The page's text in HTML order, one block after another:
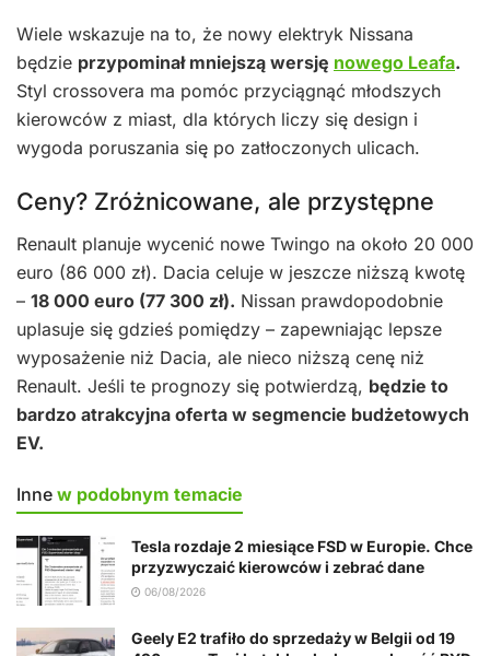
Wiele wskazuje na to, że nowy elektryk Nissana
będzie przypominał mniejszą wersję nowego Leafa.
Styl crossovera ma pomóc przyciągnąć młodszych
kierowców z miast, dla których liczy się design i
wygoda poruszania się po zatłoczonych ulicach.
Ceny? Zróżnicowane, ale przystępne
Renault planuje wycenić nowe Twingo na około 20 000
euro (86 000 zł). Dacia celuje w jeszcze niższą kwotę
– 18 000 euro (77 300 zł). Nissan prawdopodobnie
uplasuje się gdzieś pomiędzy – zapewniając lepsze
wyposażenie niż Dacia, ale nieco niższą cenę niż
Renault. Jeśli te prognozy się potwierdzą, będzie to
bardzo atrakcyjna oferta w segmencie budżetowych
EV.
Inne w podobnym temacie
Tesla rozdaje 2 miesiące FSD w Europie. Chce
przyzwyczaić kierowców i zebrać dane
06/08/2026
Geely E2 trafiło do sprzedaży w Belgii od 19